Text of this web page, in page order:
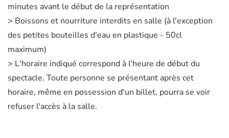
minutes avant le début de la représentation
> Boissons et nourriture interdits en salle (à l'exception
des petites bouteilles d'eau en plastique - 50cl
maximum)
> L'horaire indiqué correspond à l'heure de début du
spectacle. Toute personne se présentant après cet
horaire, même en possession d'un billet, pourra se voir
refuser l'accès à la salle.